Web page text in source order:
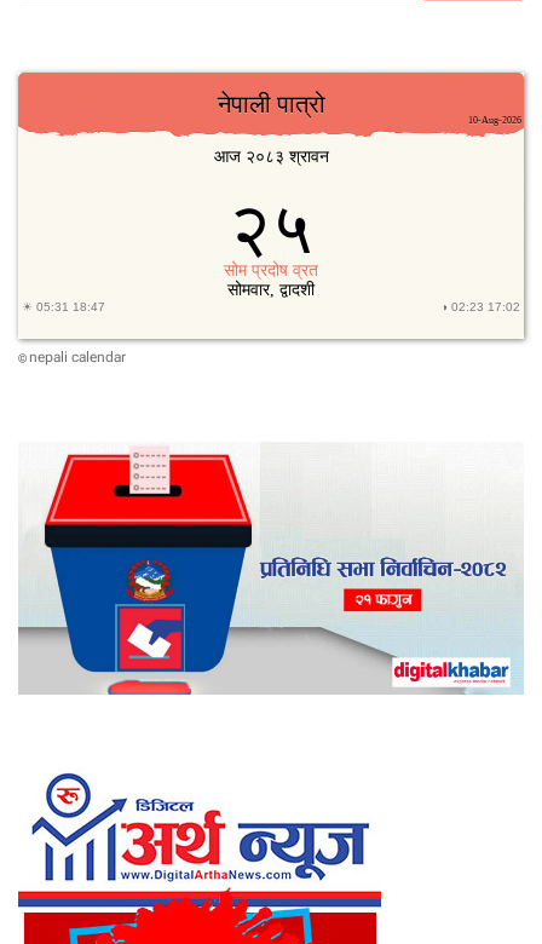
© nepali calendar